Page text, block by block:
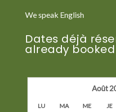
We speak English
Dates déjà
already booked
Août
LU MA ME JE